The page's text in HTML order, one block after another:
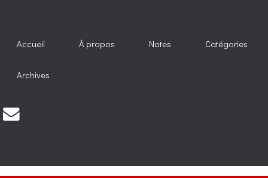
Accueil À propos Notes Catégories
Archives